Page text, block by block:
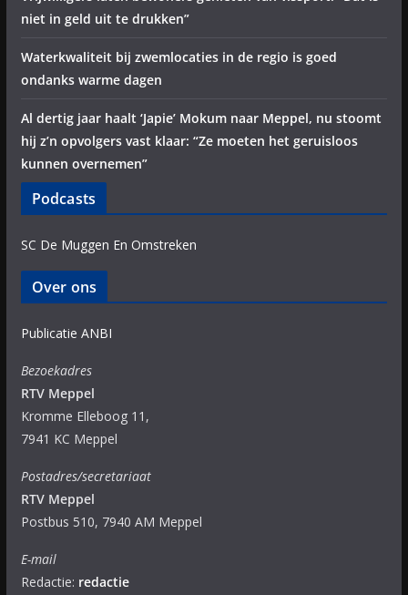
niet in geld uit te drukken”
Waterkwaliteit bij zwemlocaties in de regio is goed
ondanks warme dagen
Al dertig jaar haalt ‘Japie’ Mokum naar Meppel, nu stoomt
hij z’n opvolgers vast klaar: “Ze moeten het geruisloos
kunnen overnemen”
Podcasts
SC De Muggen En Omstreken
Over ons
Publicatie ANBI
Bezoekadres
RTV Meppel
Kromme Elleboog 11,
7941 KC Meppel
Postadres/secretariaat
RTV Meppel
Postbus 510, 7940 AM Meppel
E-mail
Redactie: redactie